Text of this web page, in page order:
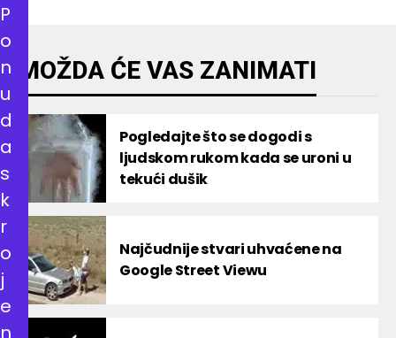
MOŽDA ĆE VAS ZANIMATI
Pogledajte što se dogodi s
ljudskom rukom kada se uroni u
tekući dušik
Najčudnije stvari uhvaćene na
Google Street Viewu
P
o
n
u
d
a
s
k
r
o
j
e
n